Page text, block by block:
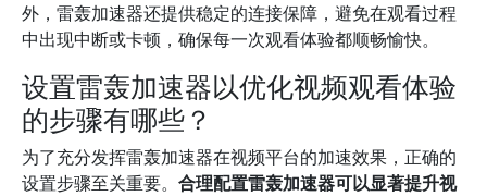
外，雷轰加速器还提供稳定的连接保障，避免在观看过程
中出现中断或卡顿，确保每一次观看体验都顺畅愉快。
设置雷轰加速器以优化视频观看体验
的步骤有哪些？
为了充分发挥雷轰加速器在视频平台的加速效果，正确的
设置步骤至关重要。 合理配置雷轰加速器可以显著提升视